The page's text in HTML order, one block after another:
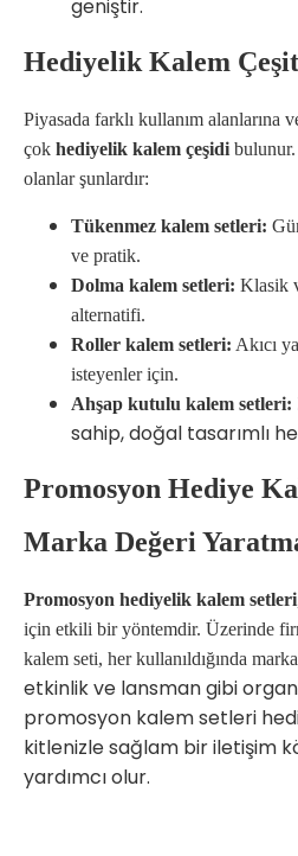
geniştir.
Hediyelik Kalem
Piyasada farklı kullanım alanlarına
çok hediyelik kalem çeşidi bulunur.
olanlar şunlardır:
Tükenmez kalem setleri:
ve pratik.
Dolma kalem setleri: Klasik
alternatifi.
Roller kalem setleri: Akıcı
isteyenler için.
Ahşap kutulu kalem setleri:
sahip, doğal tasarımlı
Promosyon Hediye
Marka Değeri
Promosyon hediyelik kalem setleri
için etkili bir yöntemdir. Üzerinde
kalem seti, her kullanıldığında
etkinlik ve lansman gibi
promosyon kalem setleri
kitlenizle sağlam bir iletişim
yardımcı olur.